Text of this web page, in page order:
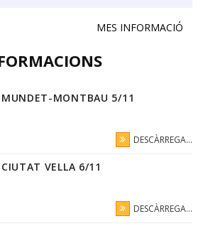
MES INFORMACIÓ
MUNDET-MONTBAU 5/11
DESCÀRREGA...
VELLA 6/11
DESCÀRREGA...